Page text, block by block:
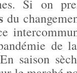
Si on
du
de
saison